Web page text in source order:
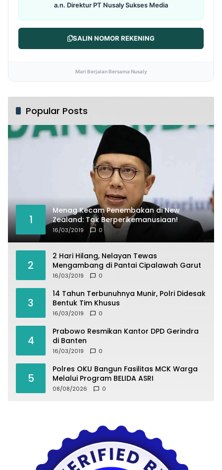
a.n. Direktur PT Nusaly Sukses Media
SALIN NOMOR REKENING
Mari Berjalan Bersama Nusaly
Popular Posts
1
Menag Kecam Penembakan di New
Zealand: Tak Berperikemanusiaan!
16/03/2019 0
2
2 Hari Hilang, Nelayan Tewas
Mengambang di Pantai Cipalawah Garut
16/03/2019 0
3
14 Tahun Terbunuhnya Munir, Polri Didesak
Bentuk Tim Khusus
16/03/2019 0
4
Prabowo Resmikan Kantor DPD Gerindra
di Banten
16/03/2019 0
5
Polres OKU Bangun Fasilitas MCK Warga
Melalui Program BELIDA ASRI
08/08/2026 0